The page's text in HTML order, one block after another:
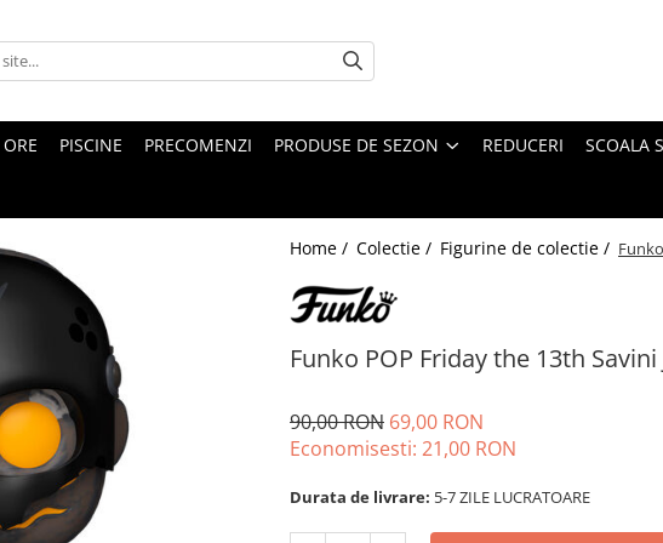
PISCINE PRECOMENZI PRODUSE DE SEZON REDUCERI SCOALA
Home / Colectie / Figurine de colectie /
Funko POP Friday the 13th Savini
90,00 RON 69,00 RON
Economisesti: 21,00 RON
Durata de livrare: 5-7 ZILE LUCRATOARE